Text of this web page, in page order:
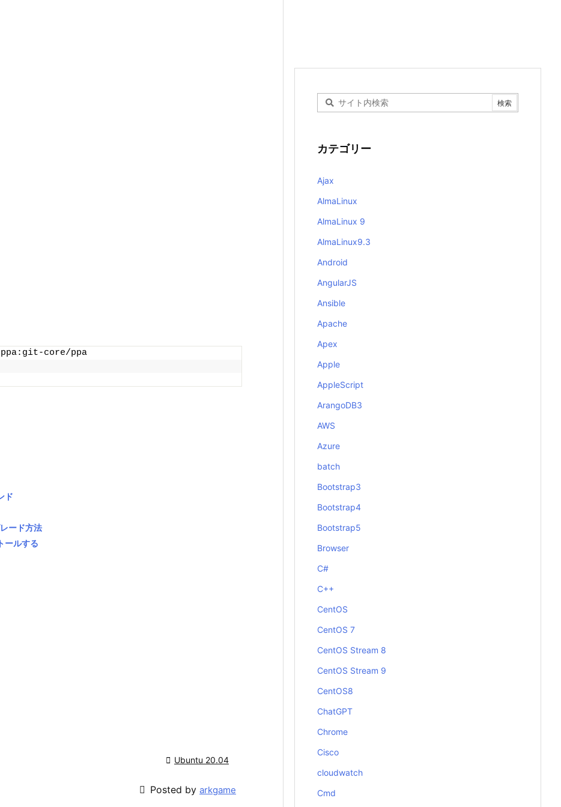
core/ppa
ド
ード方法
ルする
 Ubuntu 20.04
 Posted by arkgame
カテゴリー
Ajax
AlmaLinux
AlmaLinux 9
AlmaLinux9.3
Android
AngularJS
Ansible
Apache
Apex
Apple
AppleScript
ArangoDB3
AWS
Azure
batch
Bootstrap3
Bootstrap4
Bootstrap5
Browser
C#
C++
CentOS
CentOS 7
CentOS Stream 8
CentOS Stream 9
CentOS8
ChatGPT
Chrome
Cisco
cloudwatch
Cmd